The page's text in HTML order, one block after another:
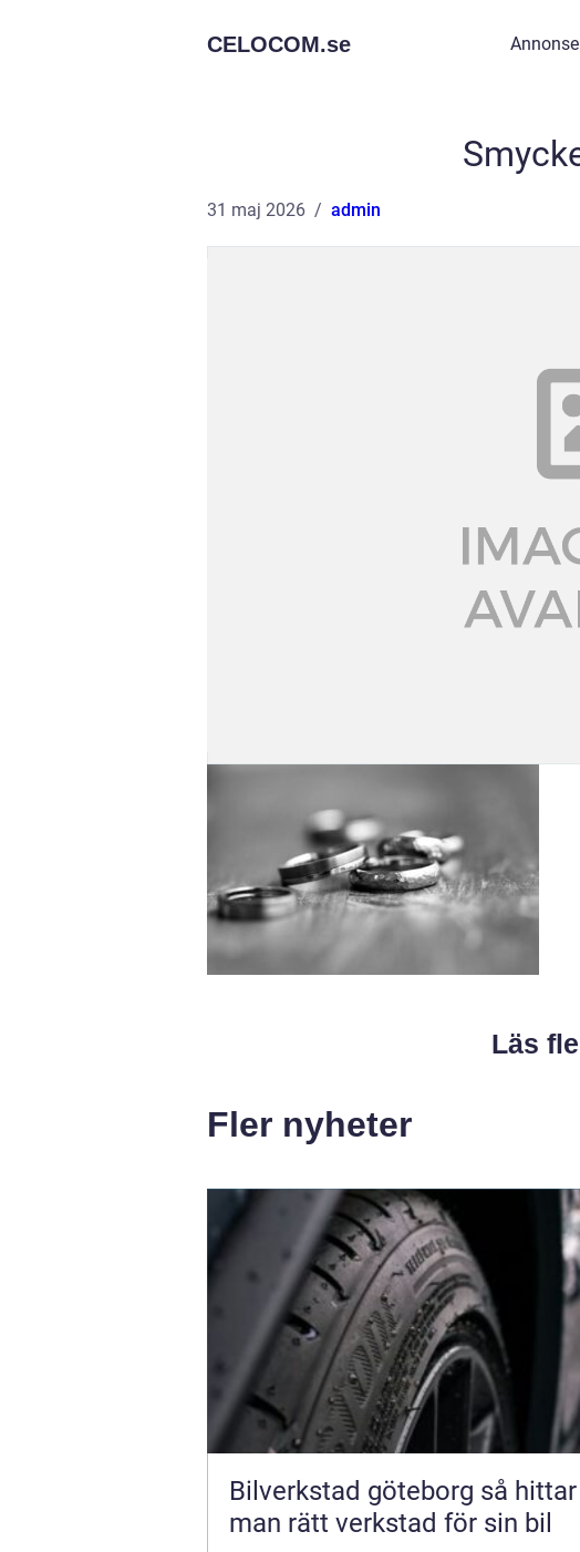
CELOCOM.se
31 maj 2026 admin
Läs
Fler nyheter
Bilverkstad göteborg så hittar
man rätt verkstad för sin bil